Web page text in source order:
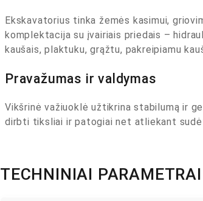
Ekskavatorius tinka žemės kasimui,
komplektacija su įvairiais priedais –
kaušais, plaktuku, grąžtu, pakreipiamu
Pravažumas ir valdymas
Vikšrinė važiuoklė užtikrina stabilumą ir
dirbti tiksliai ir patogiai net atliekant
TECHNINIAI PARAMETRAI